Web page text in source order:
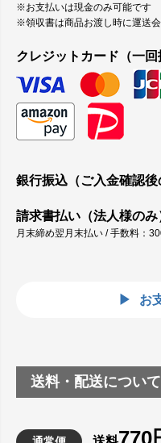
※お支払いは現金のみ可能です
※領収書は商品お渡し時に運送
クレジットカード（一回
銀行振込（ご入金確認後
請求書払い（法人様のみ
月末締め翌月末払い / 手数料：
お
送料・配送について
770